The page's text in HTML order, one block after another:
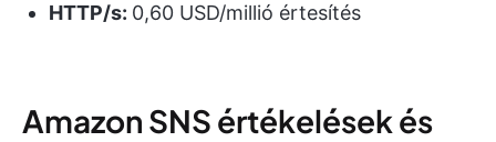
HTTP/s: 0,60 USD/millió értesítés
Amazon SNS értékelések és